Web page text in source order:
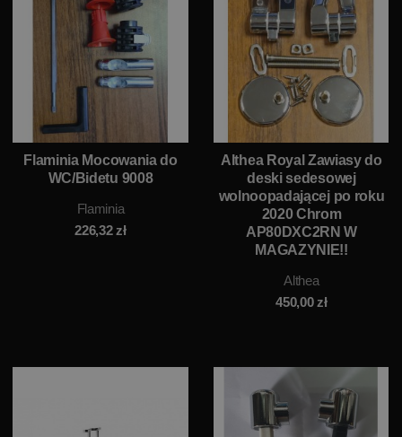
Flaminia Mocowania do
WC/Bidetu 9008
Flaminia
226,32zł
Althea Royal Zawiasy do
deski sedesowej
wolnoopadającej po roku
2020 Chrom
AP80DXC2RN W
MAGAZYNIE!!
Althea
450,00zł